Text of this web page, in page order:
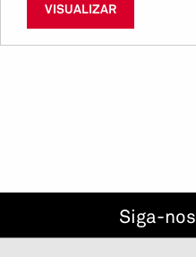
VISUALIZAR
Siga-nos